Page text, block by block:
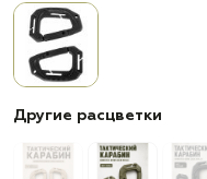
Другие расцветки